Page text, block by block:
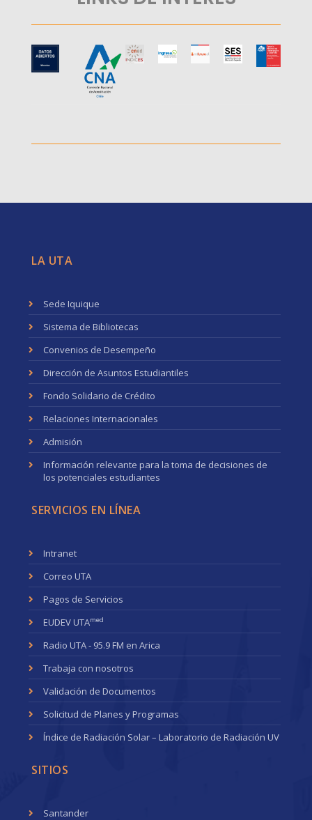
LA UTA
Sede Iquique
Sistema de Bibliotecas
Convenios de Desempeño
Dirección de Asuntos Estudiantiles
Fondo Solidario de Crédito
Relaciones Internacionales
Admisión
Información relevante para la toma de decisiones de
los potenciales estudiantes
SERVICIOS EN LÍNEA
Intranet
Correo UTA
Pagos de Servicios
EUDEV UTAmed
Radio UTA - 95.9 FM en Arica
Trabaja con nosotros
Validación de Documentos
Solicitud de Planes y Programas
Índice de Radiación Solar – Laboratorio de Radiación UV
SITIOS
Santander